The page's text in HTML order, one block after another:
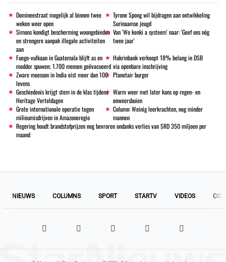
Domineestraat mogelijk al binnen twee
weken weer open
Tyrone Spong wil bijdragen aan ontwikkeling
Surinaamse jeugd
Simons kondigt bescherming woongebieden
en strengere aanpak illegale activiteiten
aan
Van 'Wo kenki a systeem' naar: 'Geef ons nóg
twee jaar'
Fuego-vulkaan in Guatemala blijft as en
modder spuwen; 1.700 mensen geëvacueerd
Hakrinbank verkoopt 18% belang in DSB
via openbare inschrijving
Zware moesson in India eist meer dan 100
levens
Planetair burger
Geschiedenis krijgt stem in de klas tijdens
Heritage Verteldagen
Warm weer met later kans op regen- en
onweersbuien
Grote internationale operatie tegen
milieumisdrijven in Amazoneregio
Column: Weinig leerkrachten, nog minder
mannen
Regering houdt brandstofprijzen nog bevroren ondanks verlies van SRD 350 miljoen per
maand
NIEUWS COLUMNS SPORT STARTV VIDEOS